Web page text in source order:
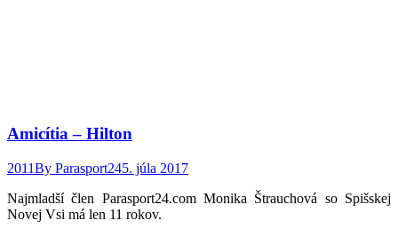
Amicítia – Hilton
2011By Parasport245. júla 2017
Najmladší člen Parasport24.com Monika Štrauchová so Spišskej
Novej Vsi má len 11 rokov.